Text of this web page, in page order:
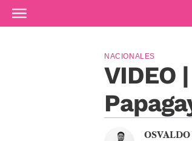
Ir al contenido principal
VIDEO
NACIONALES